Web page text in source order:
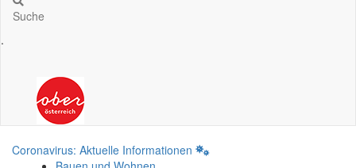
Suche
.
Coronavirus: Aktuelle Informationen